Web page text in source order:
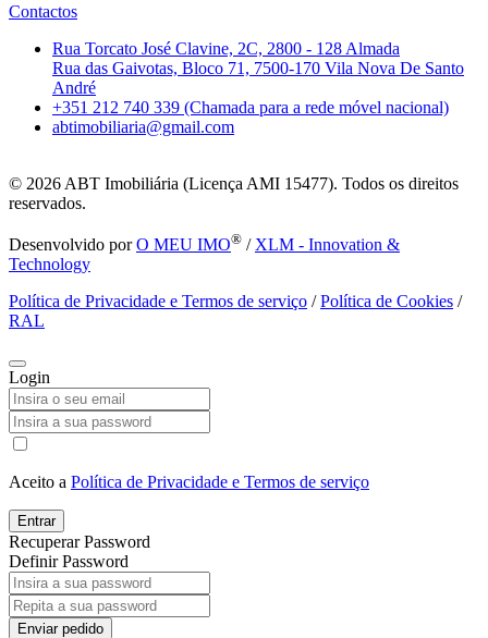
Contactos
Rua Torcato José Clavine, 2C, 2800 - 128 Almada
Rua das Gaivotas, Bloco 71, 7500-170 Vila Nova De Santo
André
+351 212 740 339 (Chamada para a rede móvel nacional)
abtimobiliaria@gmail.com
© 2026 ABT Imobiliária (Licença AMI 15477). Todos os direitos
reservados.
Desenvolvido porO MEU IMO® / XLM - Innovation &
Technology
Política de Privacidade e Termos de serviço /Política de Cookies /
RAL
Login
Aceito a Política de Privacidade e Termos de serviço
Entrar
Recuperar Password
Definir Password
Enviar pedido